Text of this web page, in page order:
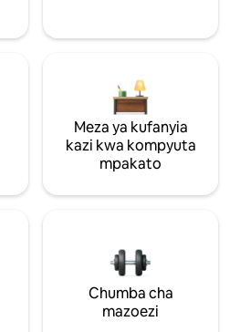
Meza ya kufanyia
kazi kwa kompyuta
mpakato
Chumba cha
mazoezi